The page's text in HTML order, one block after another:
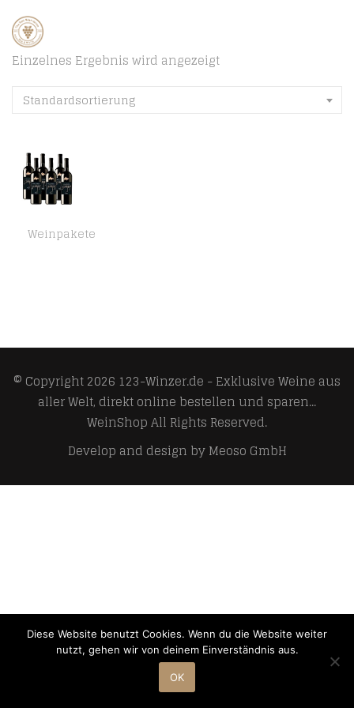
Einzelnes Ergebnis wird angezeigt
Standardsortierung
Weinpakete
© Copyright 2026 123-Winzer.de - Exklusive Weine aus
aller Welt, direkt online bestellen und sparen...
WeinShopAll Rights Reserved.
Develop and design byMeoso GmbH
Diese Website benutzt Cookies. Wenn du die Website weiter
nutzt, gehen wir von deinem Einverständnis aus.
OK